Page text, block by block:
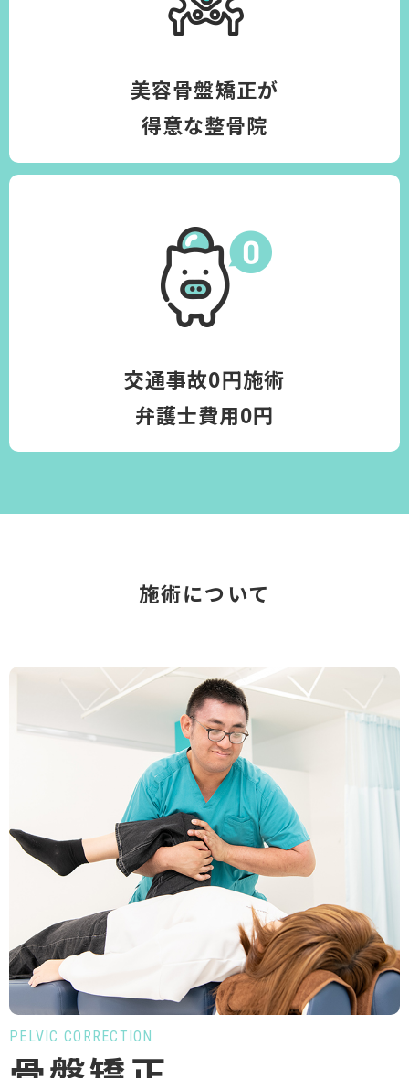
美容骨盤矯正が
得意な整骨院
交通事故0円施術
弁護士費用0円
施術について
PELVIC CORRECTION